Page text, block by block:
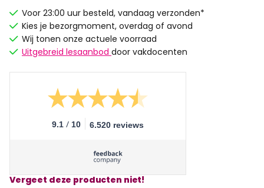
Voor 23:00 uur besteld, vandaag verzonden*
Kies je bezorgmoment, overdag of avond
Wij tonen onze actuele voorraad
Uitgebreid lesaanbod door vakdocenten
9.1 / 10 6.520 reviews
Vergeet deze producten niet!